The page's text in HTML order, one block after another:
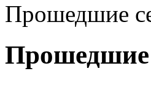
Прошедшие